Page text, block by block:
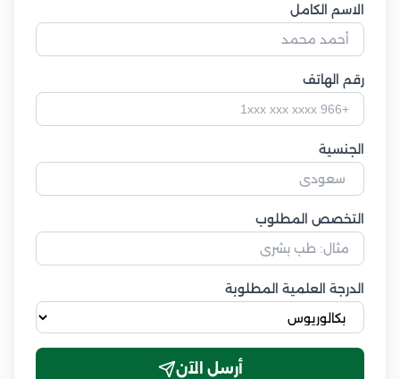
الاسم الكامل
رقم الهاتف
الجنسية
التخصص المطلوب
الدرجة العلمية المطلوبة
أرسل الآن